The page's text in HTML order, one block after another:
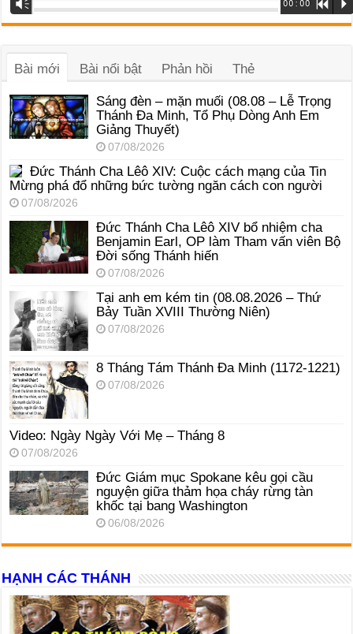
phát
Vm 00:00 R P
Bài mới Bài nổi bật Phản hồi Thẻ
Sáng đèn – mặn muối (08.08 – Lễ Trọng
Thánh Đa Minh, Tổ Phụ Dòng Anh Em
Giảng Thuyết)
07/08/2026
Đức Thánh Cha Lêô XIV: Cuộc cách mạng của Tin
Mừng phá đổ những bức tường ngăn cách con người
07/08/2026
Đức Thánh Cha Lêô XIV bổ nhiệm cha
Benjamin Earl, OP làm Tham vấn viên Bộ
Đời sống Thánh hiến
07/08/2026
Tại anh em kém tin (08.08.2026 – Thứ
Bảy Tuần XVIII Thường Niên)
07/08/2026
8 Tháng Tám Thánh Ða Minh (1172-1221)
07/08/2026
Video: Ngày Ngày Với Mẹ – Tháng 8
07/08/2026
Đức Giám mục Spokane kêu gọi cầu
nguyện giữa thảm họa cháy rừng tàn
khốc tại bang Washington
06/08/2026
HẠNH CÁC THÁNH